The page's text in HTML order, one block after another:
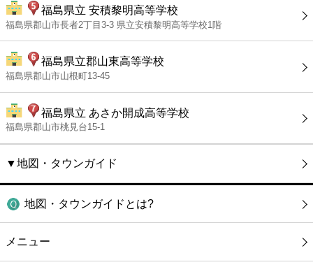
福島県立 安積黎明高等学校
福島県郡山市長者2丁目3-3 県立安積黎明高等学校1階
福島県立郡山東高等学校
福島県郡山市山根町13-45
福島県立 あさか開成高等学校
福島県郡山市桃見台15-1
▼地図・タウンガイド
地図・タウンガイドとは?
メニュー